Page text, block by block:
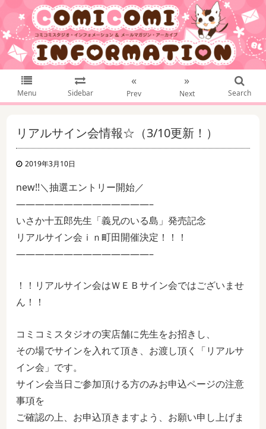
Menu Sidebar
«
Prev
»
Next Search
リアルサイン会情報☆（3/10更新！）
2019年3月10日
new!!＼抽選エントリー開始／
——————————————–
いさか十五郎先生「義兄のいる島」発売記念
リアルサイン会ｉｎ町田開催決定！！！
——————————————–
！！リアルサイン会はＷＥＢサイン会ではございませ
ん！！
コミコミスタジオの実店舗に先生をお招きし、
その場でサインを入れて頂き、お渡し頂く「リアルサ
イン会」です。
サイン会当日ご参加頂ける方のみお申込ページの注意
事項を
ご確認の上、お申込頂きますよう、お願い申し上げま